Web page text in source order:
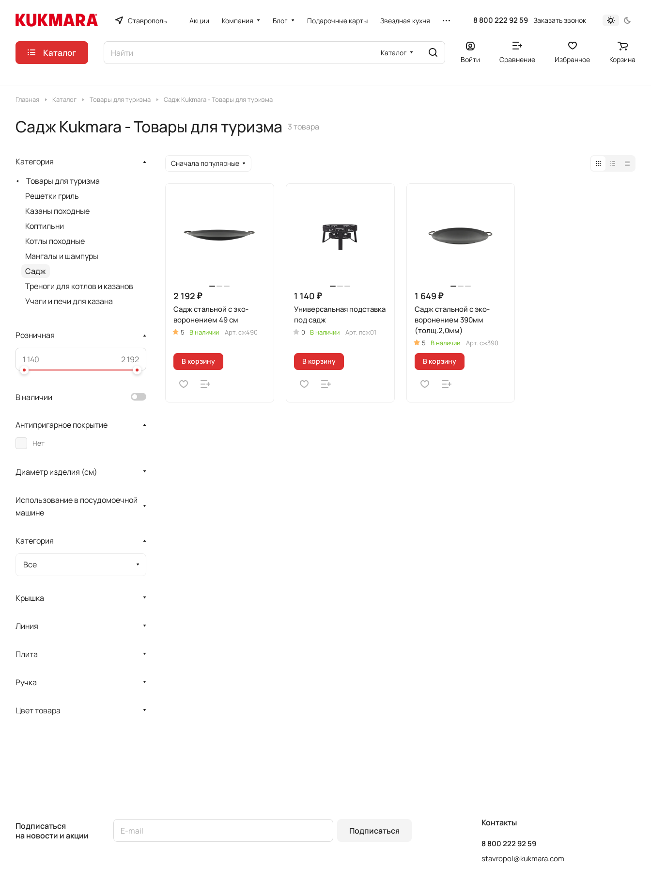
Ставрополь Акции Компания Блог Подарочные карты Звездная кухня 8 800 222 92 59 Заказать звонок
Каталог Каталог
Войти Сравнение Избранное Корзина
Главная Каталог Товары для туризма Садж Kukmara - Товары для туризма
Садж Kukmara - Товары для туризма 3 товара
Сначала популярные
2 192 ₽
Садж стальной с эко-
воронением 49 см
5 В наличии Арт. сж490
В корзину
1 140 ₽
Универсальная подставка
под садж
0 В наличии Арт. псж01
В корзину
1 649 ₽
Садж стальной с эко-
воронением 390мм
(толщ.2,0мм)
5 В наличии Арт. сж390
В корзину
Категория
Товары для туризма
Решетки гриль
Казаны походные
Коптильни
Котлы походные
Мангалы и шампуры
Садж
Треноги для котлов и казанов
Учаги и печи для казана
Розничная
В наличии
Антипригарное покрытие
Нет
Диаметр изделия (см)
Использование в посудомоечной
машине
Категория
Все
Крышка
Линия
Плита
Ручка
Цвет товара
Подписаться
на новости и акции
Подписаться
Контакты
8 800 222 92 59
stavropol@kukmara.com